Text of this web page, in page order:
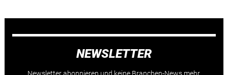
NEWSLETTER